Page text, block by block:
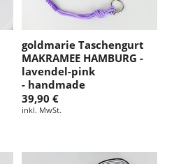
goldmarie Taschengurt
MAKRAMEE HAMBURG -
lavendel-pink
- handmade
39,90 €
inkl. MwSt.